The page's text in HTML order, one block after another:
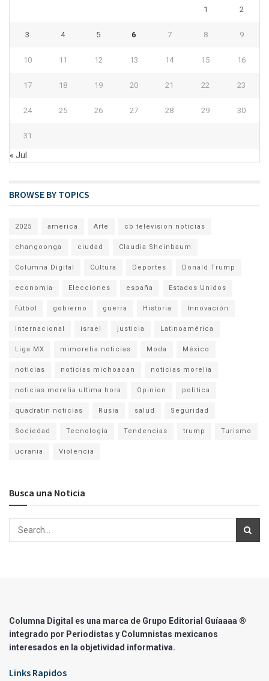
1 2
3 4 5 6 7 8 9
10 11 12 13 14 15 16
17 18 19 20 21 22 23
24 25 26 27 28 29 30
31
« Jul
BROWSE BY TOPICS
2025 america Arte cb television noticias
changoonga ciudad Claudia Sheinbaum
Columna Digital Cultura Deportes Donald Trump
economia Elecciones españa Estados Unidos
fútbol gobierno guerra Historia Innovación
Internacional israel justicia Latinoamérica
Liga MX mimorelia noticias Moda México
noticias noticias michoacan noticias morelia
noticias morelia ultima hora Opinion politica
quadratin noticias Rusia salud Seguridad
Sociedad Tecnología Tendencias trump Turismo
ucrania Violencia
Busca una Noticia
Columna Digital es una marca de Grupo Editorial Guíaaaa ®
integrado por Periodistas y Columnistas mexicanos
interesados en la objetividad informativa.
Links Rapidos